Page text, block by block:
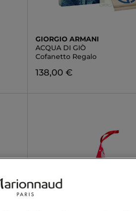
GIORGIO ARMANI
ACQUA DI GIÒ
Cofanetto Regalo
138,00 €